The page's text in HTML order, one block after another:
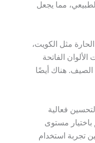
مما يجعل
مثل الكويت،
الفاتحة
هناك أيضًا
لتحسين فعالية
مستوى
تجربة استخدام